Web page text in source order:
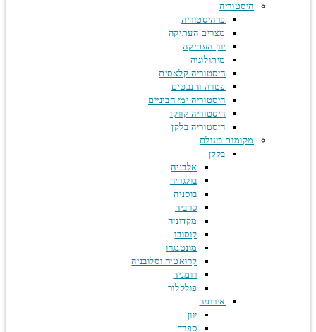
היסטוריה
פרהיסטוריה
מצרים העתיקה
יוון העתיקה
מיתולוגיה
היסטוריה קלאסית
פטרה והנבטים
היסטוריה ימי הביניים
היסטוריה קווקז
היסטוריה בלקן
מקומות בעולם
בלקן
אלבניה
בולגריה
בוסניה
סרביה
מקדוניה
קוסובו
מונטנגרו
קרואטיה וסלובניה
רומניה
פולקלור
אירופה
ספרד